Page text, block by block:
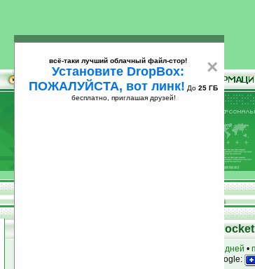
25
Скачать программы для КПК
за 7 дней •
на Google:
×
всё-таки лучший облачный файл-стор!
Установите DropBox:
ПОЖАЛУЙСТА, вот линк! До 25 ГБ
бесплатно, приглашая друзей!